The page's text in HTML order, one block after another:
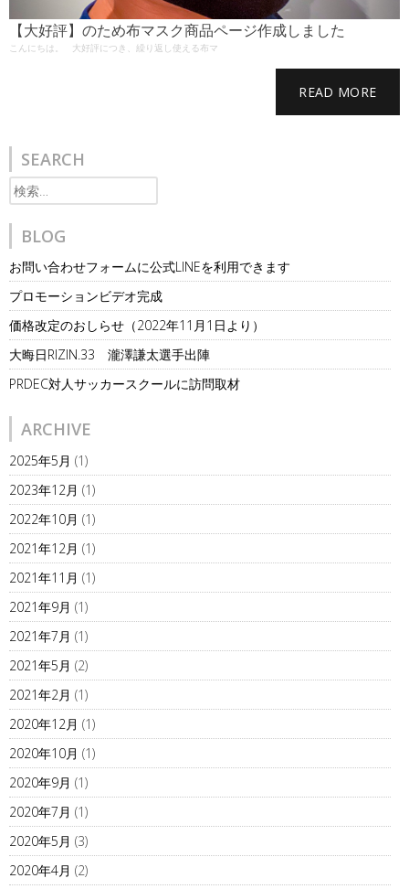
【大好評】のため布マスク商品ページ作成しました
こんにちは。 大好評につき、繰り返し使える布マ
READ MORE
SEARCH
検
索:
BLOG
お問い合わせフォームに公式LINEを利用できます
プロモーションビデオ完成
価格改定のおしらせ（2022年11月1日より）
大晦日RIZIN.33 瀧澤謙太選手出陣
PRDEC対人サッカースクールに訪問取材
ARCHIVE
2025年5月 (1)
2023年12月 (1)
2022年10月 (1)
2021年12月 (1)
2021年11月 (1)
2021年9月 (1)
2021年7月 (1)
2021年5月 (2)
2021年2月 (1)
2020年12月 (1)
2020年10月 (1)
2020年9月 (1)
2020年7月 (1)
2020年5月 (3)
2020年4月 (2)